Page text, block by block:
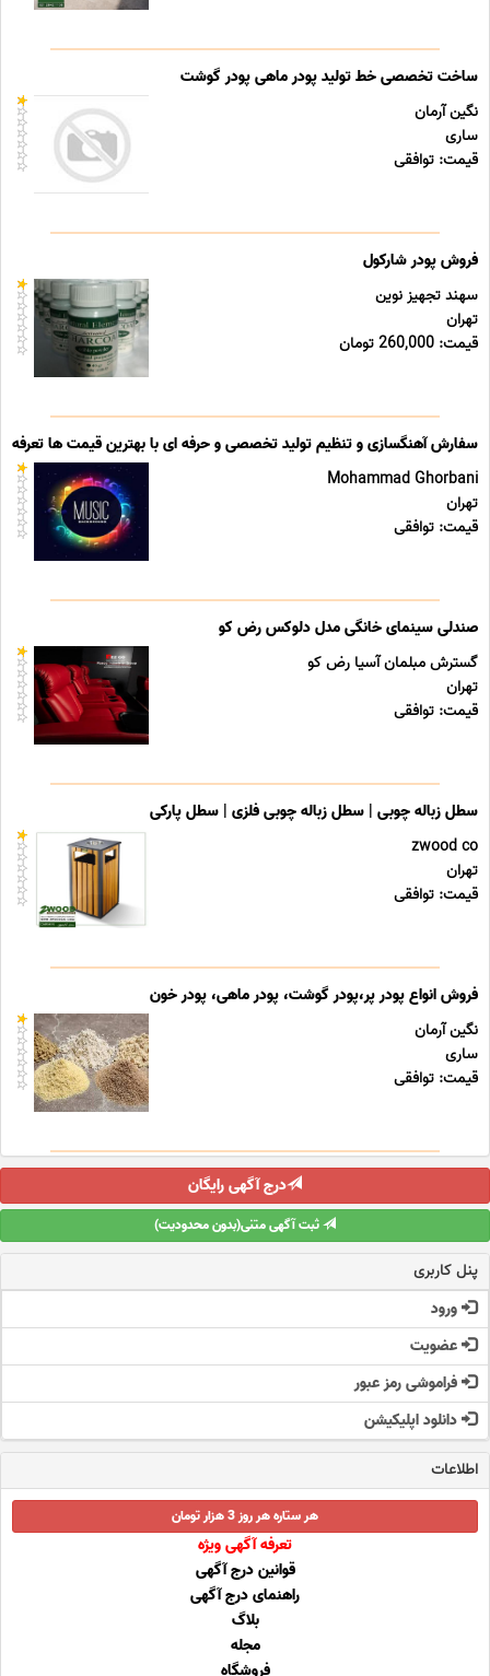
ساخت تخصصی خط تولید پودر ماهی پودر گوشت
نگین آرمان
ساری
قیمت: توافقی
فروش پودر شارکول
سهند تجهیز نوین
تهران
قیمت: 260,000 تومان
سفارش آهنگسازی و تنظیم تولید تخصصی و حرفه ای با بهترین قیمت ها تعرفه
Mohammad Ghorbani
تهران
قیمت: توافقی
صندلی سینمای خانگی مدل دلوکس رض کو
گسترش مبلمان آسیا رض کو
تهران
قیمت: توافقی
سطل زباله چوبی | سطل زباله چوبی فلزی | سطل پارکی
zwood co
تهران
قیمت: توافقی
فروش انواع پودر پر،پودر گوشت، پودر ماهی، پودر خون
نگین آرمان
ساری
قیمت: توافقی
درج آگهی رایگان
ثبت آگهی متنی(بدون محدودیت)
پنل کاربری
ورود
عضویت
فراموشی رمز عبور
دانلود اپلیکیشن
اطلاعات
هر ستاره هر روز 3 هزار تومان
تعرفه آگهی ویژه
قوانین درج آگهی
راهنمای درج آگهی
بلاگ
مجله